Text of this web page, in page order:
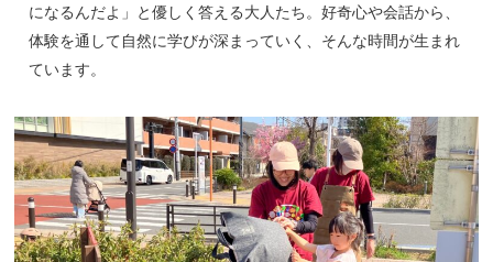
になるんだよ」と優しく答える大人たち。好奇心や会話から、
体験を通して自然に学びが深まっていく、そんな時間が生まれ
ています。